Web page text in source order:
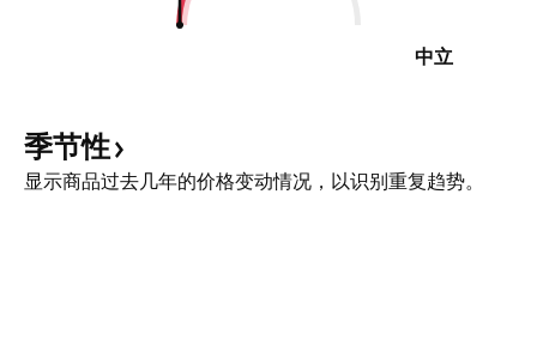
中立
季节性
显示商品过去几年的价格变动情况，以识别重复趋势。